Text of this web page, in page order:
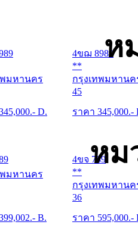
ห
พมหานคร
.- D.
4ขฌ 8989
**
กรุงเทพมหานค
45
ราคา 345,000.-
หม
พมหานคร
.- B.
4ขจ 789
**
กรุงเทพมหานค
36
ราคา 595,000.-